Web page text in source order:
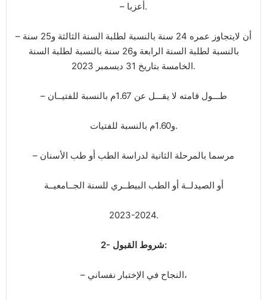
– أعزبا.
– أن لايتجاوز عمره 24 سنة بالنسبة لطلبة السنة الثالثة و25 سنة
بالنسبة لطلبة السنة الرابعة و26 سنة بالنسبة لطلبة السنة
الخامسة بتاريخ 31 ديسمبر 2023.
– طـــول قامته لا يقـــل عن 1.67م بالنسبة للفتيــان
و1.60م بالنسبة للفتيات.
– مرسما بالمرحلة الثانية لدراسة الطب أو طب الأسنان
أو الصيدلــة أو الطب البيطــري للسنة الجــامعيــة
2023-2024.
2- شروط القبول:
– النجاح في الإختبار نفساني،